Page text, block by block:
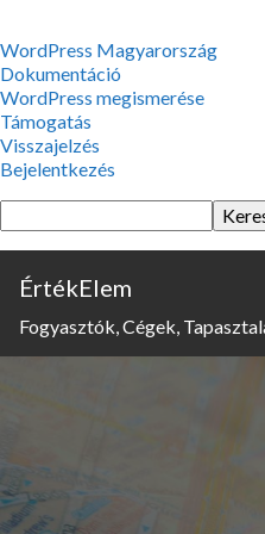
WordPress,
a
csodás
WordPress Magyarország
Dokumentáció
WordPress megismerése
Támogatás
Visszajelzés
Bejelentkezés
ÉrtékElem
Fogyasztók, Cégek,